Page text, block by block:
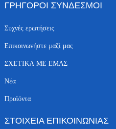
ΓΡΉΓΟΡΟΙ ΣΎΝΔΕΣΜΟΙ
Συχνές ερωτήσεις
Επικοινωνήστε μαζί μας
ΣΧΕΤΙΚΑ ΜΕ ΕΜΑΣ
Νέα
Προϊόντα
ΣΤΟΙΧΕΊΑ ΕΠΙΚΟΙΝΩΝΊΑΣ